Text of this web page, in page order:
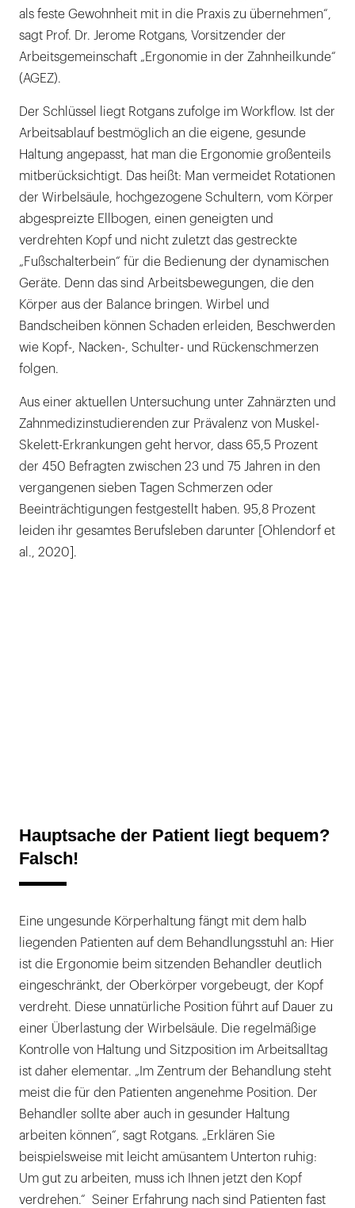
als feste Gewohnheit mit in die Praxis zu übernehmen“,
sagt Prof. Dr. Jerome Rotgans, Vorsitzender der
Arbeitsgemeinschaft „Ergonomie in der Zahnheilkunde“
(AGEZ).
Der Schlüssel liegt Rotgans zufolge im Workflow. Ist der
Arbeitsablauf bestmöglich an die eigene, gesunde
Haltung angepasst, hat man die Ergonomie großenteils
mitberücksichtigt. Das heißt: Man vermeidet Rotationen
der Wirbelsäule, hochgezogene Schultern, vom Körper
abgespreizte Ellbogen, einen geneigten und
verdrehten Kopf und nicht zuletzt das gestreckte
„Fußschalterbein“ für die Bedienung der dynamischen
Geräte. Denn das sind Arbeitsbewegungen, die den
Körper aus der Balance bringen. Wirbel und
Bandscheiben können Schaden erleiden, Beschwerden
wie Kopf-, Nacken-, Schulter- und Rückenschmerzen
folgen.
Aus einer aktuellen Untersuchung unter Zahnärzten und
Zahnmedizinstudierenden zur Prävalenz von Muskel-
Skelett-Erkrankungen geht hervor, dass 65,5 Prozent
der 450 Befragten zwischen 23 und 75 Jahren in den
vergangenen sieben Tagen Schmerzen oder
Beeinträchtigungen festgestellt haben. 95,8 Prozent
leiden ihr gesamtes Berufsleben darunter [Ohlendorf et
al., 2020].
Hauptsache der Patient liegt bequem?
Falsch!
Eine ungesunde Körperhaltung fängt mit dem halb
liegenden Patienten auf dem Behandlungsstuhl an: Hier
ist die Ergonomie beim sitzenden Behandler deutlich
eingeschränkt, der Oberkörper vorgebeugt, der Kopf
verdreht. Diese unnatürliche Position führt auf Dauer zu
einer Überlastung der Wirbelsäule. Die regelmäßige
Kontrolle von Haltung und Sitzposition im Arbeitsalltag
ist daher elementar. „Im Zentrum der Behandlung steht
meist die für den Patienten angenehme Position. Der
Behandler sollte aber auch in gesunder Haltung
arbeiten können“, sagt Rotgans. „Erklären Sie
beispielsweise mit leicht amüsantem Unterton ruhig:
Um gut zu arbeiten, muss ich Ihnen jetzt den Kopf
verdrehen.“ Seiner Erfahrung nach sind Patienten fast